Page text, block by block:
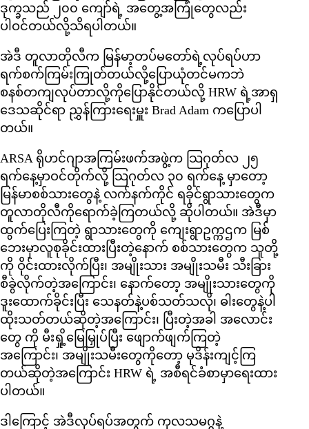
ဒုက္ခသည် ၂၀၀ ကျော်ရဲ့ အတွေ့အကြုံတွေလည်း
ပါဝင်တယ်လို့သိရပါတယ်။
အဲဒီ တူလာတိုလီက မြန်မာ့တပ်မတော်ရဲ့လုပ်ရပ်ဟာ
ရက်စက်ကြမ်းကြုတ်တယ်လို့ပြောယုံတင်မကဘဲ
စနစ်တကျလုပ်တာလို့ကိုပြောနိုင်တယ်လို့ HRW ရဲ့အာရှ
ဒေသဆိုင်ရာ ညွှန်ကြားရေးမှူး Brad Adam ကပြောပါ
တယ်။
ARSA ရိုဟင်ဂျာအကြမ်းဖက်အဖွဲ့က သြဂုတ်လ ၂၅
ရက်နေ့မှာဝင်တိုက်လို့ သြဂုတ်လ ၃၀ ရက်နေ့ မှာတော့
မြန်မာစစ်သားတွေနဲ့ လက်နက်ကိုင် ရခိုင်ရွာသားတွေက
တူလာတိုလီကိုရောက်ခဲ့ကြတယ်လို့ ဆိုပါတယ်။ အဲဒီမှာ
ထွက်ပြေးကြတဲ့ ရွာသားတွေကို ကျေးရွာဥက္ကဌက မြစ်
ဘေးမှာလူစုခိုင်းထားပြီးတဲ့နောက် စစ်သားတွေက သူတို့
ကို ဝိုင်းထားလိုက်ပြီး၊ အမျိုးသား အမျိုးသမီး သီးခြား
စီခွဲလိုက်တဲ့အကြောင်း၊ နောက်တော့ အမျိုးသားတွေကို
ဒူးထောက်ခိုင်းပြီး သေနတ်နဲ့ပစ်သတ်သလို၊ ဓါးတွေနဲ့ပါ
ထိုးသတ်တယ်ဆိုတဲ့အကြောင်း၊ ပြီးတဲ့အခါ အလောင်း
တွေ ကို မီးရှို့မြေမြှုပ်ပြီး ဖျောက်ဖျက်ကြတဲ့
အကြောင်း၊ အမျိုးသမီးတွေကိုတော့ မုဒိန်းကျင့်ကြ
တယ်ဆိုတဲ့အကြောင်း HRW ရဲ့ အစီရင်ခံစာမှာရေးထား
ပါတယ်။
ဒါကြောင့် အဲဒီလုပ်ရပ်အတွက် ကုလသမဂ္ဂနဲ့